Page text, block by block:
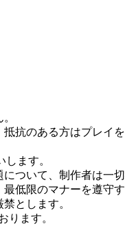
抗のある方はプレイを
ます。
いて、制作者は一
低限のマナーを遵守す
とします。
ります。